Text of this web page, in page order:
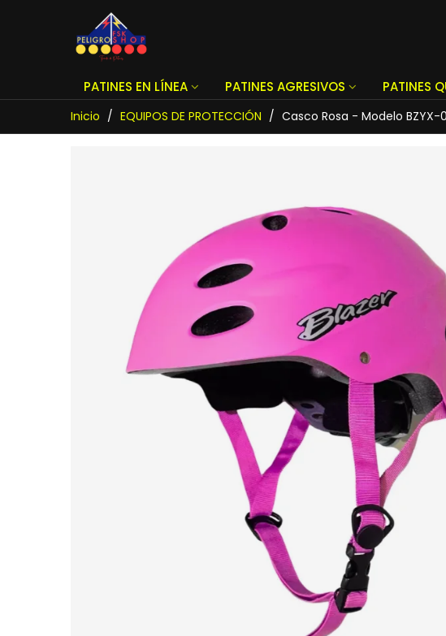
PATINES EN LÍNEA PATINES AGRESIVOS PATINES
Inicio / EQUIPOS DE PROTECCIÓN / Casco Rosa - Modelo BZYX-